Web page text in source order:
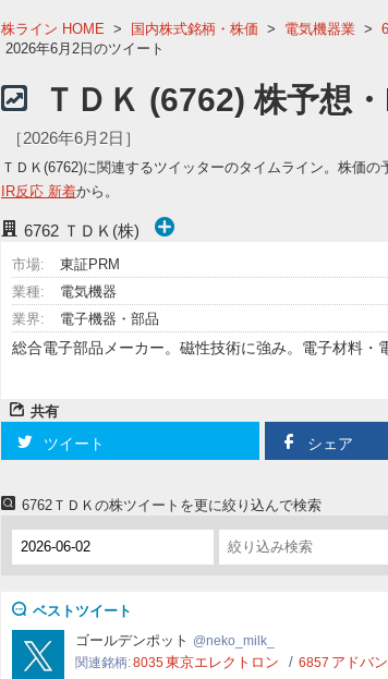
株ライン HOME > 国内株式銘柄・株価 > 電気機器業 >
2026年6月2日のツイート
ＴＤＫ (6762) 株予想
［2026年6月2日］
ＴＤＫ(6762)に関連するツイッターのタイムライン。株価の
IR反応 新着から。
6762 ＴＤＫ(株)
市場:
東証PRM
業種:
電気機器
業界:
電子機器・部品
総合電子部品メーカー。磁性技術に強み。電子材料・
共有
ツイート シェア
6762ＴＤＫの株ツイートを更に絞り込んで検索
ベストツイート
neko_milk_
ゴールデンポット neko_milk_
関連銘柄 8035東京エレクトロン 6857 アドバ